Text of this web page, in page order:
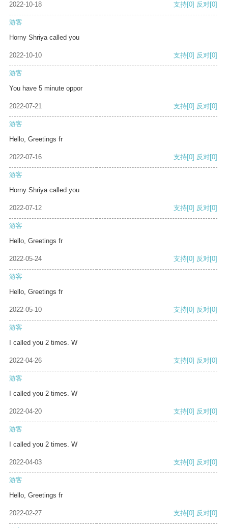
2022-10-18 支持[0] 反对[0]
游客
Horny Shriya called you
2022-10-10 支持[0] 反对[0]
游客
You have 5 minute oppor
2022-07-21 支持[0] 反对[0]
游客
Hello, Greetings fr
2022-07-16 支持[0] 反对[0]
游客
Horny Shriya called you
2022-07-12 支持[0] 反对[0]
游客
Hello, Greetings fr
2022-05-24 支持[0] 反对[0]
游客
Hello, Greetings fr
2022-05-10 支持[0] 反对[0]
游客
I called you 2 times. W
2022-04-26 支持[0] 反对[0]
游客
I called you 2 times. W
2022-04-20 支持[0] 反对[0]
游客
I called you 2 times. W
2022-04-03 支持[0] 反对[0]
游客
Hello, Greetings fr
2022-02-27 支持[0] 反对[0]